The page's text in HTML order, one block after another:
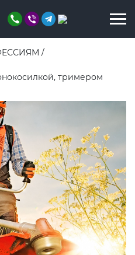
/
тримером